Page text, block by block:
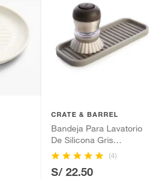
asfalto, hormigón, albañilería.
asfalto.
línea blanca, colchones, muebles,
vitaminas.
CRATE & BARREL
Bandeja Para Lavatorio
De Silicona Gris
Interdesign
(4)
S/ 22.50